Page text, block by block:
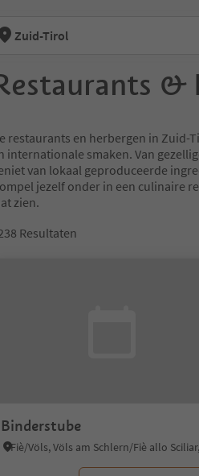
Zuid-Tirol
&
restaurants en herbergen in Zuid-
internationale smaken. Van
van lokaal geproduceerde
jezelf onder in een culinaire
zien.
Resultaten
Binderstube